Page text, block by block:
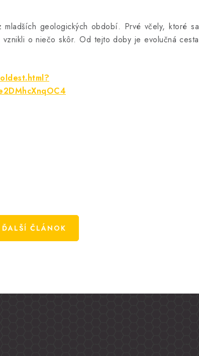
geologických období. Prvé včely, ktoré sa
o niečo skôr. Od tejto doby je evolučná cesta
ĎALŠÍ ČLÁNOK